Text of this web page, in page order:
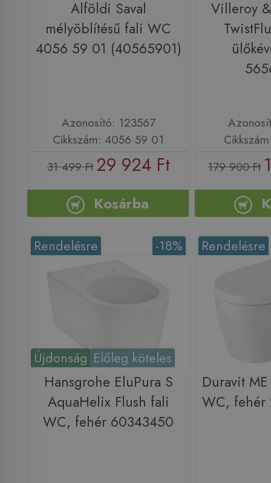
Alföldi Saval
mélyöblítésű fali WC
4056 59 01 (40565901)
Azonosító: 123567
Cikkszám: 4056 59 01
31 499 Ft 29 924 Ft
Kosárba
Villeroy
179 900 Ft
Újdonság Előleg köteles
-18%
Rendelésre
Hansgrohe EluPura S
AquaHelix Flush fali
WC, fehér 60343450
Rendelésre
Duravit
WC, fehér